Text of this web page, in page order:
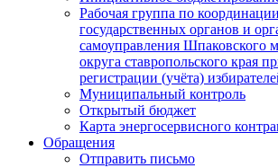
Рабочая группа по
государственных органов и
самоуправления Шпаковского
округа ставропольского края
регистрации (учёта)
Муниципальный контроль
Открытый бюджет
Карта энергосервисного
Обращения
Отправить письмо